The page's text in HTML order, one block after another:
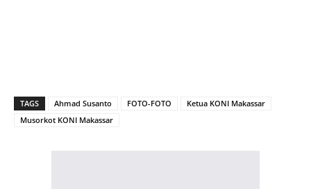
TAGS Ahmad Susanto FOTO-FOTO
Ketua KONI Makassar
Musorkot KONI Makassar